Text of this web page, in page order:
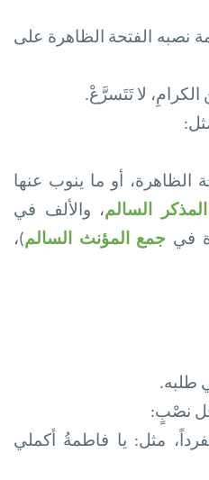
نصبه الفتحة الظاهرة على
الكرامِ، لا تَتَسرَّعْ.
:
الظاهرة، أو ما ينوب عنها
السالم، والألف في
في جمع المؤنث السالم)،
طلبه.
نصْبٍ:
مثل: يا فاطمةُ أكملي